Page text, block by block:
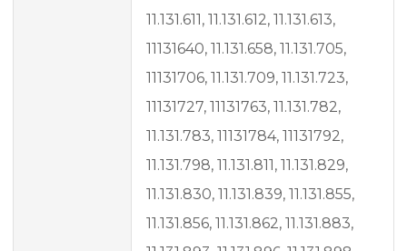
11.131.611, 11.131.612, 11.131.613,
11131640, 11.131.658, 11.131.705,
11131706, 11.131.709, 11.131.723,
11131727, 11131763, 11.131.782,
11.131.783, 11131784, 11131792,
11.131.798, 11.131.811, 11.131.829,
11.131.830, 11.131.839, 11.131.855,
11.131.856, 11.131.862, 11.131.883,